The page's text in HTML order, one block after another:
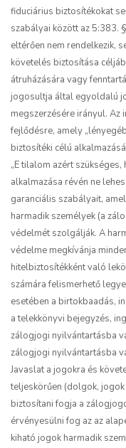
fiduciárius biztosítékokat
szabályai között az 5:383.
eltérően nem rendelkezik,
követelés biztosítása
átruházására vagy
jogosultja által egyoldalú
megszerzésére irányul.
fejlődésre, amely
biztosítéki célú
„E tilalom azért
alkalmazása révén ne
garanciális szabályait,
harmadik személyek (a
védelmét szolgálják. A
védelme megkívánja
hitelbiztosítékként való
számára felismerhető
esetében a birtokbaadás,
a telekkönyvi bejegyzés,
zálogjogi nyilvántartásba
zálogjogi nyilvántartásba
Javaslat a jogokra és
teljeskörűen (dolgok,
biztosítani fogja a
érvényesülni fog az az
kiható jogok harmadik